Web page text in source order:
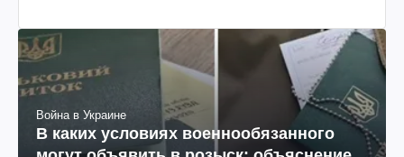
Война в Украине
В каких условиях военнообязанного